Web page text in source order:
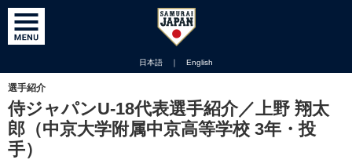
日本語 ｜ English
選手紹介
侍ジャパンU-18代表選手紹介／上野 翔太
郎（中京大学附属中京高等学校 3年・投
手）